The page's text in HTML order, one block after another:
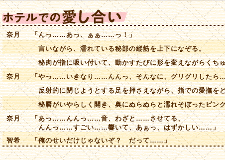
奈月
「んっ……あっ、ぁぁ……っ！」
言いながら、濡れている秘部の縦筋を上下になぞる。
秘肉が指に吸い付いて、動かすたびに形を変えながらくち
奈月
「やっ……いきなり……んんっ、そんなに、グリグリした
反射的に閉じようとする足を押さえながら、指での愛撫を
秘唇がいやらしく開き、奥にぬらぬらと濡れそぼったピン
奈月
「あっ……んんっ……音、わざと……させてる、
んんっ……すごい……響いて、あぁっ、はずかしい……」
智希
「俺のせいだけじゃないぞ？ だって……」
奈月
「んんっ、あっ、ああぁぁぁっ！！」